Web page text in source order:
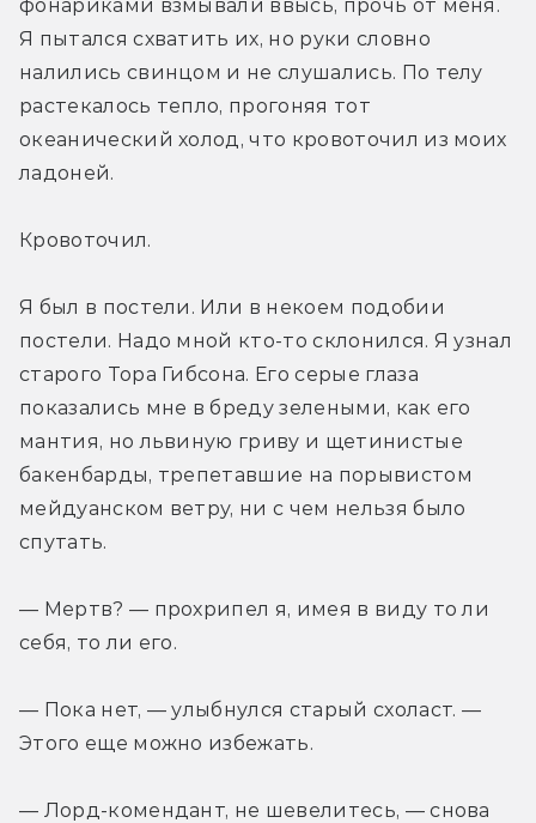
фонариками взмывали ввысь, прочь от меня.
Я пытался схватить их, но руки словно
налились свинцом и не слушались. По телу
растекалось тепло, прогоняя тот
океанический холод, что кровоточил из моих
ладоней.
Кровоточил.
Я был в постели. Или в некоем подобии
постели. Надо мной кто-то склонился. Я узнал
старого Тора Гибсона. Его серые глаза
показались мне в бреду зелеными, как его
мантия, но львиную гриву и щетинистые
бакенбарды, трепетавшие на порывистом
мейдуанском ветру, ни с чем нельзя было
спутать.
— Мертв? — прохрипел я, имея в виду то ли
себя, то ли его.
— Пока нет, — улыбнулся старый схоласт. —
Этого еще можно избежать.
— Лорд-комендант, не шевелитесь, — снова